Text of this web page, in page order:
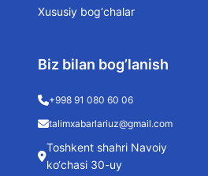
Xususiy bog‘chalar
Biz bilan bog’lanish
+998 91 080 60 06
talimxabarlariuz@gmail.com
Toshkent shahri Navoiy
ko‘chasi 30-uy